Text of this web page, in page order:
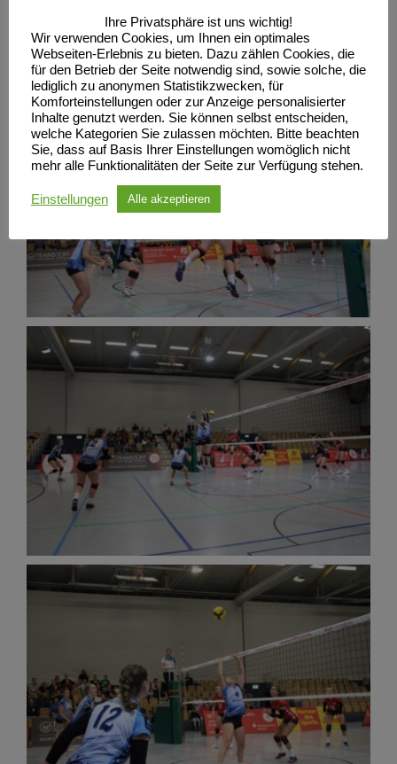
Ihre Privatsphäre ist uns wichtig!
Wir verwenden Cookies, um Ihnen ein optimales
Webseiten-Erlebnis zu bieten. Dazu zählen Cookies, die
für den Betrieb der Seite notwendig sind, sowie solche, die
lediglich zu anonymen Statistikzwecken, für
Komforteinstellungen oder zur Anzeige personalisierter
Inhalte genutzt werden. Sie können selbst entscheiden,
welche Kategorien Sie zulassen möchten. Bitte beachten
Sie, dass auf Basis Ihrer Einstellungen womöglich nicht
mehr alle Funktionalitäten der Seite zur Verfügung stehen.
Einstellungen Alle akzeptieren